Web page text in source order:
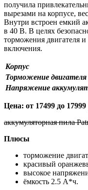
получила
вырезами на корпусе,
Внутри встроен емкий
в 40 В. В целях
торможения двигателя
включения.
Корпус
Торможение двигателя
Напряжение
Цена: от 17499 до
аккумуляторная пила
Плюсы
торможение
красивый
высокое
ёмкость 2.5 А*ч.